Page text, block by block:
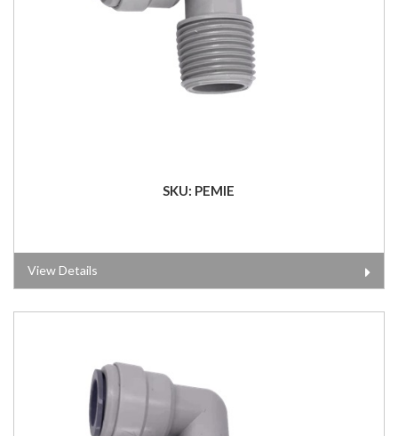
SKU: PEMIE
View Details